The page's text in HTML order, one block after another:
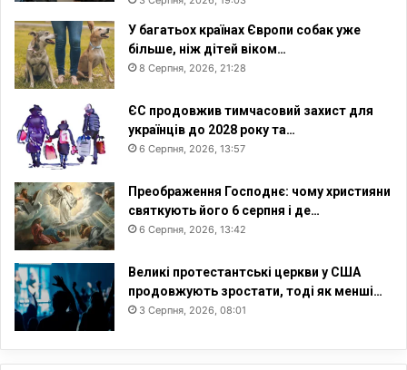
У багатьох країнах Європи собак уже
більше, ніж дітей віком…
8 Серпня, 2026, 21:28
ЄС продовжив тимчасовий захист для
українців до 2028 року та…
6 Серпня, 2026, 13:57
Преображення Господнє: чому християни
святкують його 6 серпня і де…
6 Серпня, 2026, 13:42
Великі протестантські церкви у США
продовжують зростати, тоді як менші…
3 Серпня, 2026, 08:01